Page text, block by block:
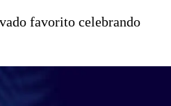
favorito celebrando